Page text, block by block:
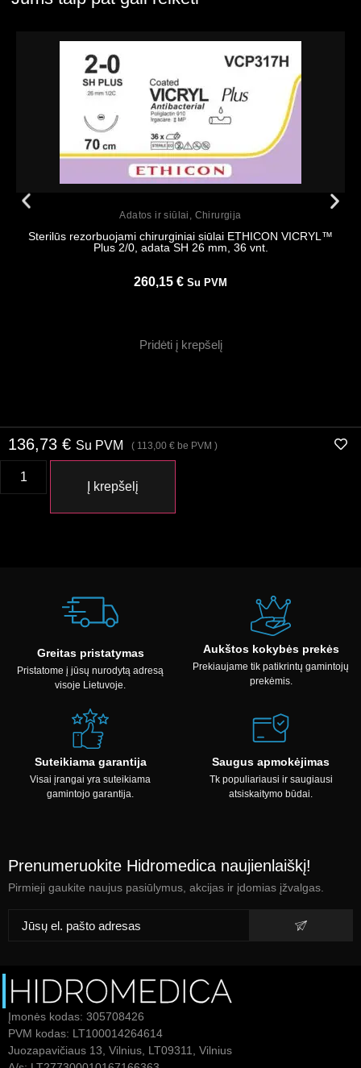
Adatos ir siūlai , Chirurgija
Sterilūs rezorbuojami chirurginiai siūlai ETHICON VICRYL™
Plus 2/0, adata SH 26 mm, 36 vnt.
260,15 € Su PVM
Pridėti į krepšelį
136,73 € Su PVM ( 113,00 € be PVM )
Į krepšelį
Greitas pristatymas
Pristatome į jūsų nurodytą adresą
visoje Lietuvoje.
Aukštos kokybės prekės
Prekiaujame tik patikrintų gamintojų
prekėmis.
Suteikiama garantija
Visai įrangai yra suteikiama
gamintojo garantija.
Saugus apmokėjimas
Tk populiariausi ir saugiausi
atsiskaitymo būdai.
Prenumeruokite Hidromedica naujienlaiškį!
Pirmieji gaukite naujus pasiūlymus, akcijas ir įdomias įžvalgas.
Įmonės kodas: 305708426
PVM kodas: LT100014264614
Juozapavičiaus 13, Vilnius, LT09311, Vilnius